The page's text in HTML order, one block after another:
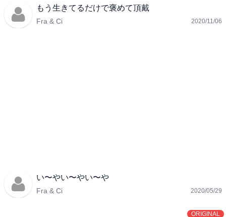
もう生きてるだけで褒めて頂戴
Fra & Ci 2020/11/06
い〜やい〜やい〜や
Fra & Ci 2020/05/29
ORIGINAL